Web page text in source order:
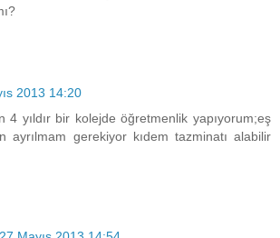
2013 14:20
4 yıldır bir kolejde öğretmenlik yapıyorum;eş
ayrılmam gerekiyor kıdem tazminatı alabilir